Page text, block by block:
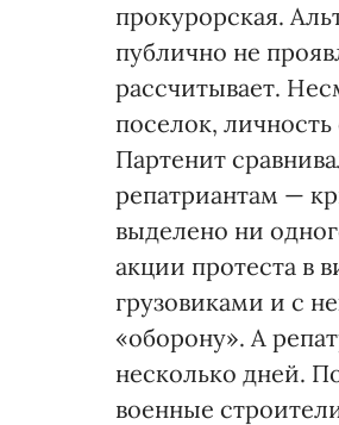
прокурорская.
публично не
рассчитывает.
поселок,
Партенит
репатриантам —
выделено ни
акции протеста в
грузовиками и с
«оборону». А
несколько дней.
военные